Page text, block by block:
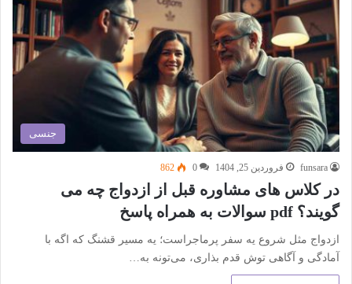
جنسی
funsara فروردین 25, 1404 0
862
در کلاس های مشاوره قبل از ازدواج چه می
گویند؟ pdf سوالات به همراه پاسخ
ازدواج مثل شروع یه سفر پرماجراست؛ یه مسیر قشنگ که اگه با
آمادگی و آگاهی توش قدم بذاری، می‌تونه به…